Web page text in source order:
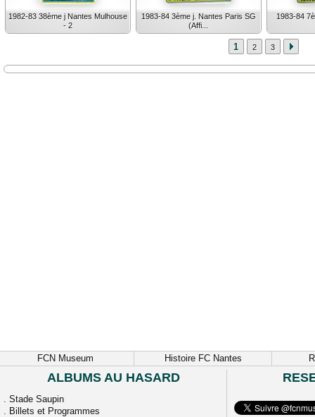
1982-83 38ème j Nantes Mulhouse
- 2
1983-84 3ème j. Nantes Paris SG
(Affi...
1983-84
1 2 3
FCN Museum Histoire FC Nantes
ALBUMS AU HASARD
. Stade Saupin
. Billets et Programmes